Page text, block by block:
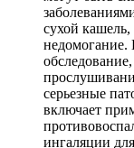
сухой
недомогание.
серьезные
включает
ингаляции